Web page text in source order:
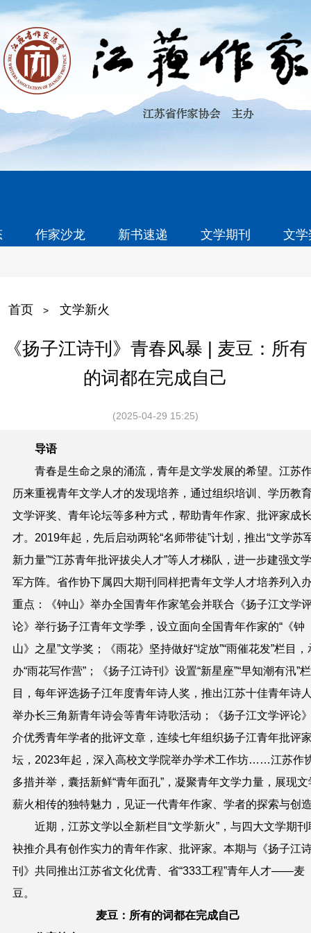
作家沙龙 新书速递 文学期刊 文
首页 > 文学新火
《扬子江诗刊》青春风暴 | 麦豆：所有
的词都在完成自己
(2025-04-29 15:25)
导语
青春是生命之泉的涌流，青年是文学发展的希望。江苏
历来重视青年文学人才的发现培养，通过组织培训、学历教
文学评奖、青年论坛等多种方式，帮助青年作家、批评家成
才。2019年起，先后启动两轮“名师带徒”计划，推出“文学苏
新力量”“江苏青年批评拔尖人才”等人才梯队，进一步建强文
军方阵。省作协下属四大期刊同样把青年文学人才培养列入
重点：《钟山》举办全国青年作家笔会并联合《扬子江文学
论》举行扬子江青年文学季，设立面向全国青年作家的“《钟
山》之星”文学奖；《雨花》坚持做好“绽放”“雨催花发”栏目，
办“雨花写作营”；《扬子江诗刊》设置“新星座”“早知潮有汛”栏
目，每年评选扬子江年度青年诗人奖，推出江苏十佳青年诗
举办长三角新青年诗会等青年诗歌活动；《扬子江文学评论
介优秀青年学者的批评文章，连续七年组织扬子江青年批评
坛，2023年起，深入高校文学院举办学术工作坊……江苏作
多措并举，囊括新鲜“青年面孔”，凝聚青年文学力量，展现文
薪火相传的独特魅力，见证一代青年作家、学者的探索与创
近期，江苏文学以全新栏目“文学新火”，与四大文学期刊
袂推介具有创作实力的青年作家、批评家。本期与《扬子江
刊》共同推出江苏省文化优青、省“333工程”青年人才——麦
豆。
麦豆：所有的词都在完成自己